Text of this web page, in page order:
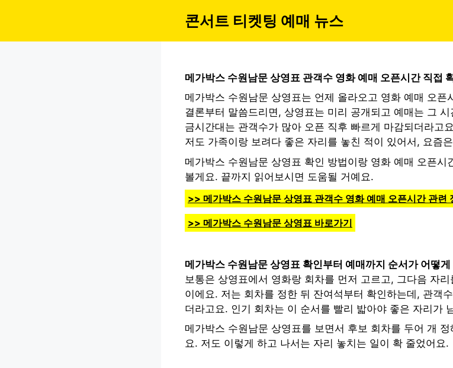
콘서트 티켓팅 예매 뉴스
메가박스 수원남문 상영표 관객수 영화 예매 오픈시간 직접
메가박스 수원남문 상영표는 언제 올라오고 영화 예매 오픈
결론부터 말씀드리면, 상영표는 미리 공개되고 예매는 그
금시간대는 관객수가 많아 오픈 직후 빠르게 마감되더라고
저도 가족이랑 보려다 좋은 자리를 놓친 적이 있어서, 요즘
메가박스 수원남문 상영표 확인 방법이랑 영화 예매 오픈시
볼게요. 끝까지 읽어보시면 도움될 거예요.
>> 메가박스 수원남문 상영표 관객수 영화 예매 오픈시간 관련
>> 메가박스 수원남문 상영표 바로가기
메가박스 수원남문 상영표 확인부터 예매까지 순서가 어떻
보통은 상영표에서 영화랑 회차를 먼저 고르고, 그다음 자
이에요. 저는 회차를 정한 뒤 잔여석부터 확인하는데, 관객
더라고요. 인기 회차는 이 순서를 빨리 밟아야 좋은 자리가
메가박스 수원남문 상영표를 보면서 후보 회차를 두어 개
요. 저도 이렇게 하고 나서는 자리 놓치는 일이 확 줄었어요.